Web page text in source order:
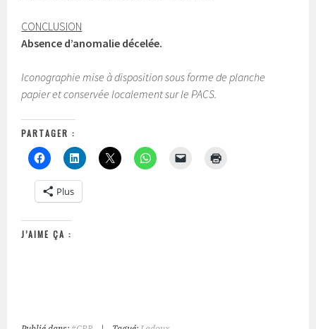
CONCLUSION
Absence d’anomalie décelée.
Iconographie mise à disposition sous forme de planche
papier et conservée localement sur le PACS.
PARTAGER :
Plus
J’AIME ÇA :